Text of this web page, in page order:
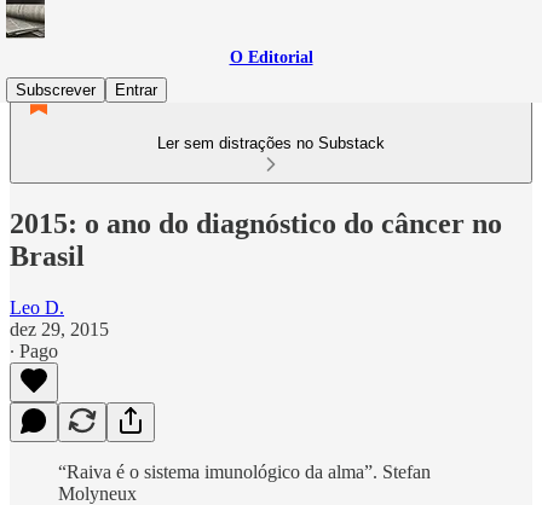
O Editorial
Subscrever
Entrar
Ler sem distrações no Substack
2015: o ano do diagnóstico do câncer no
Brasil
Leo D.
dez 29, 2015
∙ Pago
“Raiva é o sistema imunológico da alma”. Stefan
Molyneux